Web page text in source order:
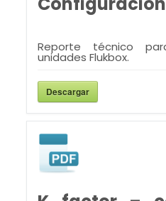
Reporte técnico
unidades Flukbox.
Descargar